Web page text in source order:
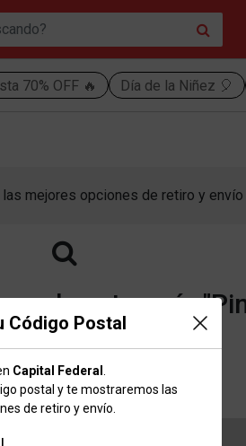
70% OFF 🔥 Día de la Niñez 🎈
Código Postal
Capital Federal
postal y te mostraremos las
de retiro y envío.
las mejores opciones de retiro y envío
la categoría
a la página de inicio